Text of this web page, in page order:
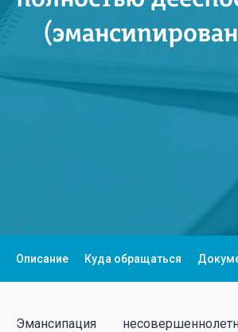
Описание Куда обращаться
Эмансипация